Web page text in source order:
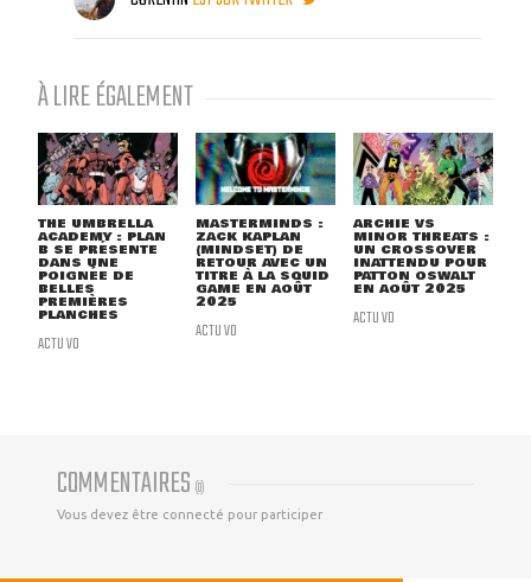
À LIRE ÉGALEMENT
THE UMBRELLA
ACADEMY : PLAN
B SE PRÉSENTE
DANS UNE
POIGNÉE DE
BELLES
PREMIÈRES
PLANCHES
ACTU VO
MASTERMINDS :
ZACK KAPLAN
(MINDSET) DE
RETOUR AVEC UN
TITRE À LA SQUID
GAME EN AOÛT
2025
ACTU VO
ARCHIE VS
MINOR THREATS :
UN CROSSOVER
INATTENDU POUR
PATTON OSWALT
EN AOÛT 2025
ACTU VO
COMMENTAIRES (0)
Vous devez être connecté pour participer